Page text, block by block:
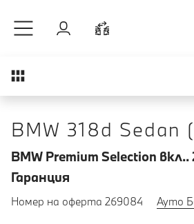
Вход
Преглед
BMW 318d Sedan
BMW Premium Selection вкл..
Гаранция
Номер на оферта 269084 Ауто